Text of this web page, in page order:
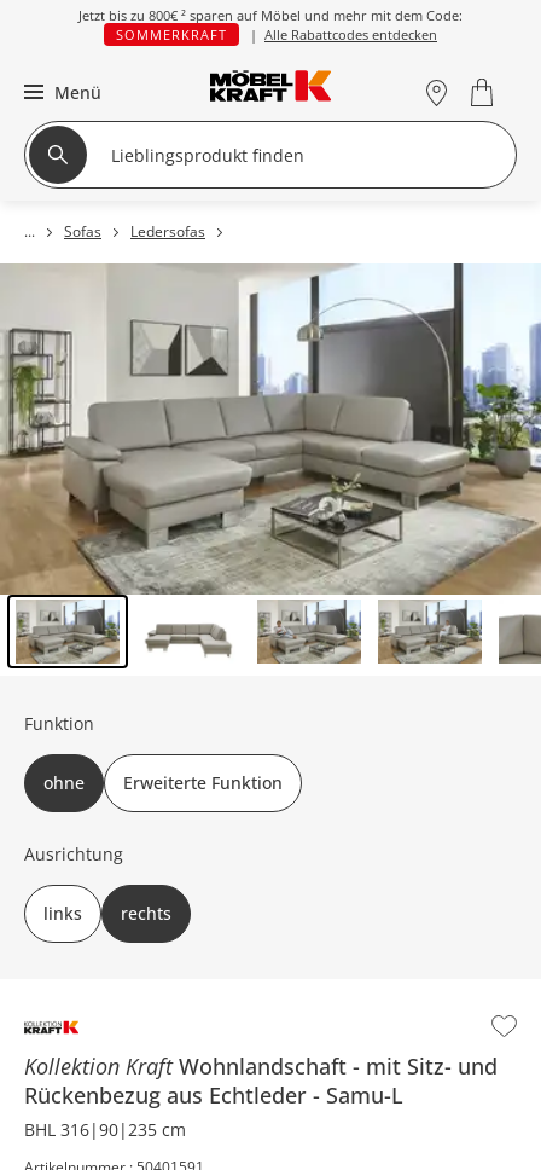
Jetzt bis zu 800€ ² sparen auf Möbel und mehr mit dem Code:
SOMMERKRAFT
| Alle Rabattcodes entdecken
Menü
Sofas Ledersofas
Kollektion KraftWohnlandschaft
mit Sitz- und
Rückenbezug aus Echtleder
Samu-L
BHL 316|90|235 cm
Funktion
ohne Erweiterte Funktion
Ausrichtung
links rechts